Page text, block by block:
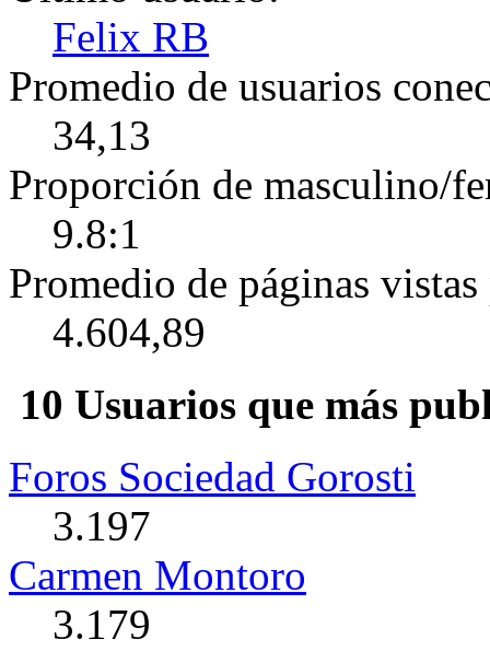
Felix RB
Promedio de usuarios
34,13
Proporción de masculino/
9.8:1
Promedio de páginas
4.604,89
10 Usuarios que más
Foros Sociedad Gorosti
3.197
Carmen Montoro
3.179